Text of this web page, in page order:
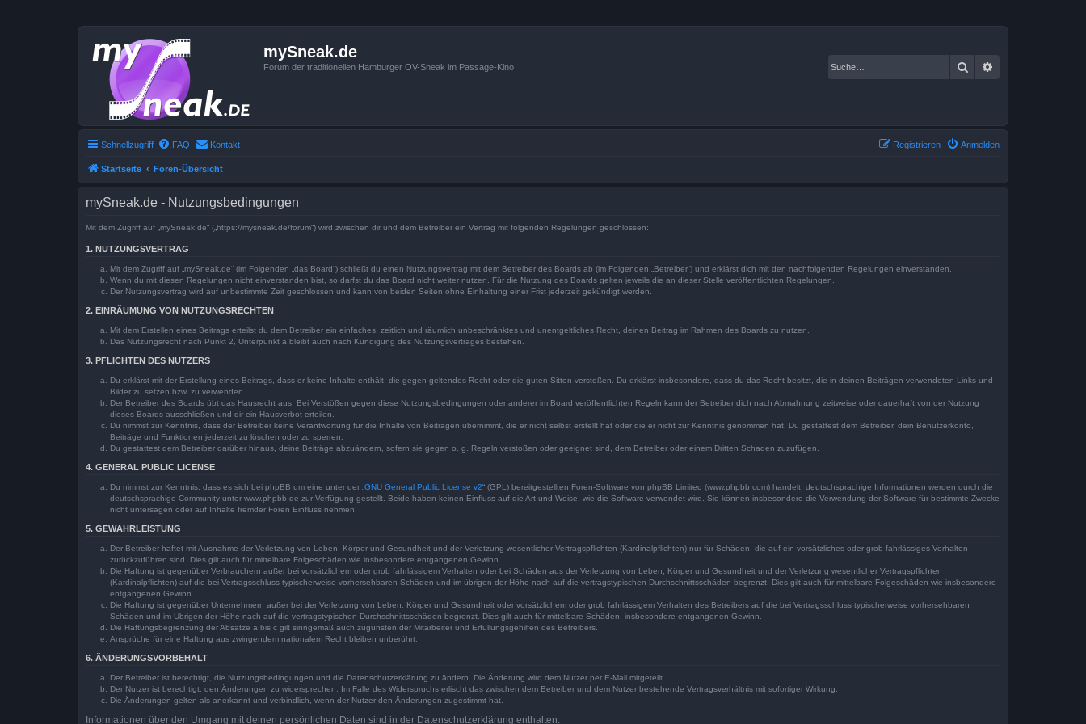
mySneak.de
Forum der traditionellen Hamburger OV-Sneak im Passage-Kino Suche
Schnellzugriff FAQ Kontakt Anmelden
Registrieren
Startseite Foren-Übersicht
mySneak.de - Nutzungsbedingungen
Mit dem Zugriff auf „mySneak.de“ („https://mysneak.de/forum“) wird zwischen dir und dem Betreiber ein Vertrag mit folgenden Regelungen geschlossen:
1. NUTZUNGSVERTRAG
Mit dem Zugriff auf „mySneak.de“ (im Folgenden „das Board“) schließt du einen Nutzungsvertrag mit dem Betreiber des Boards ab (im Folgenden „Betreiber“) und erklärst dich mit den nachfolgenden Regelungen einverstanden.
Wenn du mit diesen Regelungen nicht einverstanden bist, so darfst du das Board nicht weiter nutzen. Für die Nutzung des Boards gelten jeweils die an dieser Stelle veröffentlichten Regelungen.
Der Nutzungsvertrag wird auf unbestimmte Zeit geschlossen und kann von beiden Seiten ohne Einhaltung einer Frist jederzeit gekündigt werden.
2. EINRÄUMUNG VON NUTZUNGSRECHTEN
Mit dem Erstellen eines Beitrags erteilst du dem Betreiber ein einfaches, zeitlich und räumlich unbeschränktes und unentgeltliches Recht, deinen Beitrag im Rahmen des Boards zu nutzen.
Das Nutzungsrecht nach Punkt 2, Unterpunkt a bleibt auch nach Kündigung des Nutzungsvertrages bestehen.
3. PFLICHTEN DES NUTZERS
Du erklärst mit der Erstellung eines Beitrags, dass er keine Inhalte enthält, die gegen geltendes Recht oder die guten Sitten verstoßen. Du erklärst insbesondere, dass du das Recht besitzt, die in deinen Beiträgen verwendeten Links und
Bilder zu setzen bzw. zu verwenden.
Der Betreiber des Boards übt das Hausrecht aus. Bei Verstößen gegen diese Nutzungsbedingungen oder anderer im Board veröffentlichten Regeln kann der Betreiber dich nach Abmahnung zeitweise oder dauerhaft von der Nutzung
dieses Boards ausschließen und dir ein Hausverbot erteilen.
Du nimmst zur Kenntnis, dass der Betreiber keine Verantwortung für die Inhalte von Beiträgen übernimmt, die er nicht selbst erstellt hat oder die er nicht zur Kenntnis genommen hat. Du gestattest dem Betreiber, dein Benutzerkonto,
Beiträge und Funktionen jederzeit zu löschen oder zu sperren.
Du gestattest dem Betreiber darüber hinaus, deine Beiträge abzuändern, sofern sie gegen o. g. Regeln verstoßen oder geeignet sind, dem Betreiber oder einem Dritten Schaden zuzufügen.
4. GENERAL PUBLIC LICENSE
Du nimmst zur Kenntnis, dass es sich bei phpBB um eine unter der „ GNU General Public License v2“ (GPL) bereitgestellten Foren-Software von phpBB Limited (www.phpbb.com) handelt; deutschsprachige Informationen werden durch die
deutschsprachige Community unter www.phpbb.de zur Verfügung gestellt. Beide haben keinen Einfluss auf die Art und Weise, wie die Software verwendet wird. Sie können insbesondere die Verwendung der Software für bestimmte Zwecke
nicht untersagen oder auf Inhalte fremder Foren Einfluss nehmen.
5. GEWÄHRLEISTUNG
Der Betreiber haftet mit Ausnahme der Verletzung von Leben, Körper und Gesundheit und der Verletzung wesentlicher Vertragspflichten (Kardinalpflichten) nur für Schäden, die auf ein vorsätzliches oder grob fahrlässiges Verhalten
zurückzuführen sind. Dies gilt auch für mittelbare Folgeschäden wie insbesondere entgangenen Gewinn.
Die Haftung ist gegenüber Verbrauchern außer bei vorsätzlichem oder grob fahrlässigem Verhalten oder bei Schäden aus der Verletzung von Leben, Körper und Gesundheit und der Verletzung wesentlicher Vertragspflichten
(Kardinalpflichten) auf die bei Vertragsschluss typischerweise vorhersehbaren Schäden und im übrigen der Höhe nach auf die vertragstypischen Durchschnittsschäden begrenzt. Dies gilt auch für mittelbare Folgeschäden wie insbesondere
entgangenen Gewinn.
Die Haftung ist gegenüber Unternehmern außer bei der Verletzung von Leben, Körper und Gesundheit oder vorsätzlichem oder grob fahrlässigem Verhalten des Betreibers auf die bei Vertragsschluss typischerweise vorhersehbaren
Schäden und im Übrigen der Höhe nach auf die vertragstypischen Durchschnittsschäden begrenzt. Dies gilt auch für mittelbare Schäden, insbesondere entgangenen Gewinn.
Die Haftungsbegrenzung der Absätze a bis c gilt sinngemäß auch zugunsten der Mitarbeiter und Erfüllungsgehilfen des Betreibers.
Ansprüche für eine Haftung aus zwingendem nationalem Recht bleiben unberührt.
6. ÄNDERUNGSVORBEHALT
Der Betreiber ist berechtigt, die Nutzungsbedingungen und die Datenschutzerklärung zu ändern. Die Änderung wird dem Nutzer per E-Mail mitgeteilt.
Der Nutzer ist berechtigt, den Änderungen zu widersprechen. Im Falle des Widerspruchs erlischt das zwischen dem Betreiber und dem Nutzer bestehende Vertragsverhältnis mit sofortiger Wirkung.
Die Änderungen gelten als anerkannt und verbindlich, wenn der Nutzer den Änderungen zugestimmt hat.
Informationen über den Umgang mit deinen persönlichen Daten sind in der Datenschutzerklärung enthalten.